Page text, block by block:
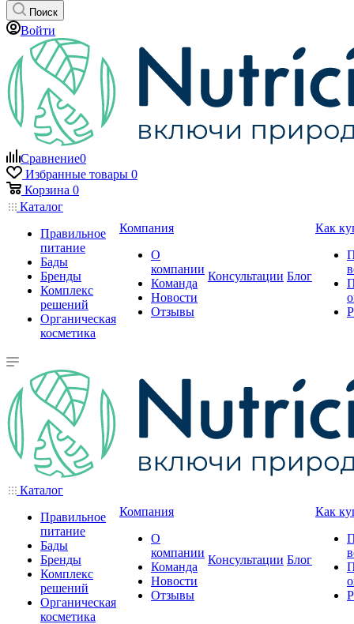
Поиск
Войти
Сравнение0
Избранные товары 0
Корзина 0
Каталог
Правильное
питание
Бады
Бренды
Комплекс
решений
Органическая
косметика
Компания
О
компании
Команда
Новости
Отзывы
Консультации Блог
Как
Каталог
Правильное
питание
Бады
Бренды
Комплекс
решений
Органическая
косметика
Компания
О
компании
Команда
Новости
Отзывы
Консультации Блог
Как